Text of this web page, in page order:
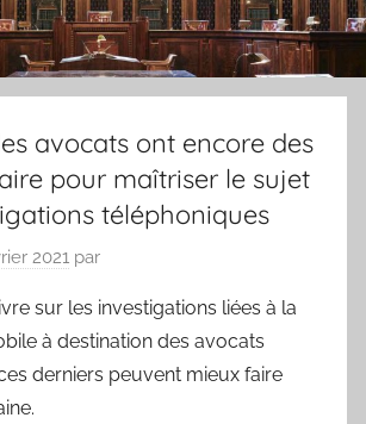
avocats ont encore des
pour maîtriser le sujet
téléphoniques
2021 par
sur les investigations liées à la
à destination des avocats
derniers peuvent mieux faire